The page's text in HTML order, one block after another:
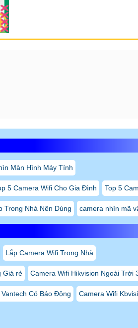
Màn Hình Máy Tính
5 Camera Wifi Cho Gia Đình Top 5
Giá rẻ Camera Wifi Hikvision Ngoài Trời
Có Báo Động
Có Báo Đông Lắp Đặt Camera
Độ Phân Giải Ultra Hd
SWITCH THIẾT